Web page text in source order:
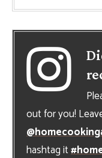
out for you!
hashtag it